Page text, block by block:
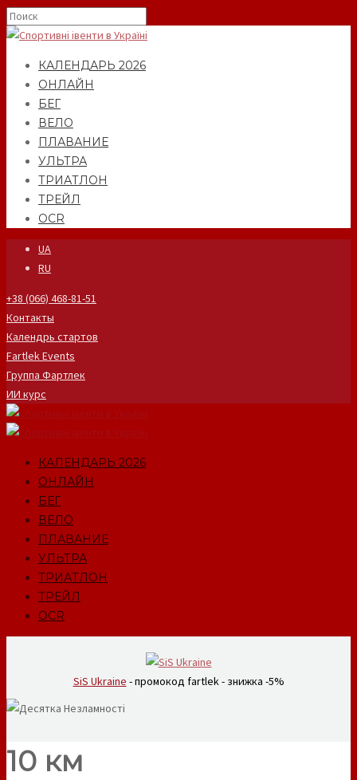
КАЛЕНДАРЬ 2026
ОНЛАЙН
БЕГ
ВЕЛО
ПЛАВАНИЕ
УЛЬТРА
ТРИАТЛОН
ТРЕЙЛ
OCR
UA
RU
+38 (066) 468-81-51
Контакты
Календрь стартов
Fartlek Events
Группа Фартлек
ИИ курс
КАЛЕНДАРЬ 2026
ОНЛАЙН
БЕГ
ВЕЛО
ПЛАВАНИЕ
УЛЬТРА
ТРИАТЛОН
ТРЕЙЛ
OCR
SiS Ukraine - промокод fartlek - знижка -5%
10 км